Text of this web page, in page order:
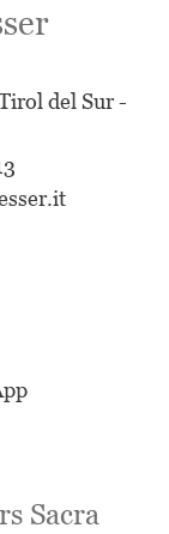
del Sur -
Sacra